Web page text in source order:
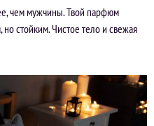
чем мужчины. Твой парфюм
стойким. Чистое тело и свежая